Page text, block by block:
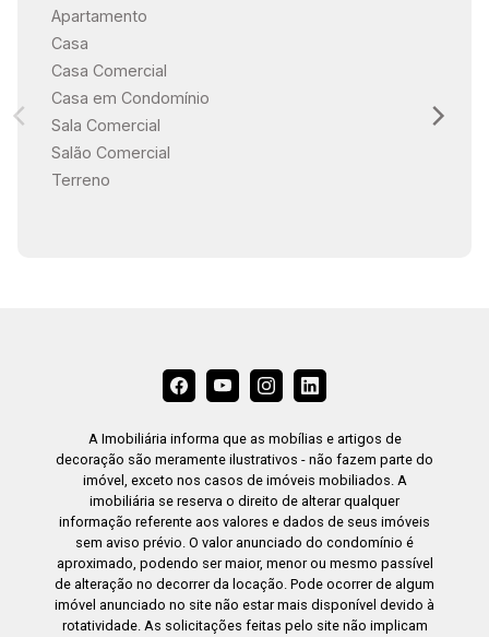
Apartamento
Casa
Casa Comercial
Casa em Condomínio
Sala Comercial
Salão Comercial
Terreno
A Imobiliária informa que as mobílias e artigos de
decoração são meramente ilustrativos - não fazem parte do
imóvel, exceto nos casos de imóveis mobiliados. A
imobiliária se reserva o direito de alterar qualquer
informação referente aos valores e dados de seus imóveis
sem aviso prévio. O valor anunciado do condomínio é
aproximado, podendo ser maior, menor ou mesmo passível
de alteração no decorrer da locação. Pode ocorrer de algum
imóvel anunciado no site não estar mais disponível devido à
rotatividade. As solicitações feitas pelo site não implicam